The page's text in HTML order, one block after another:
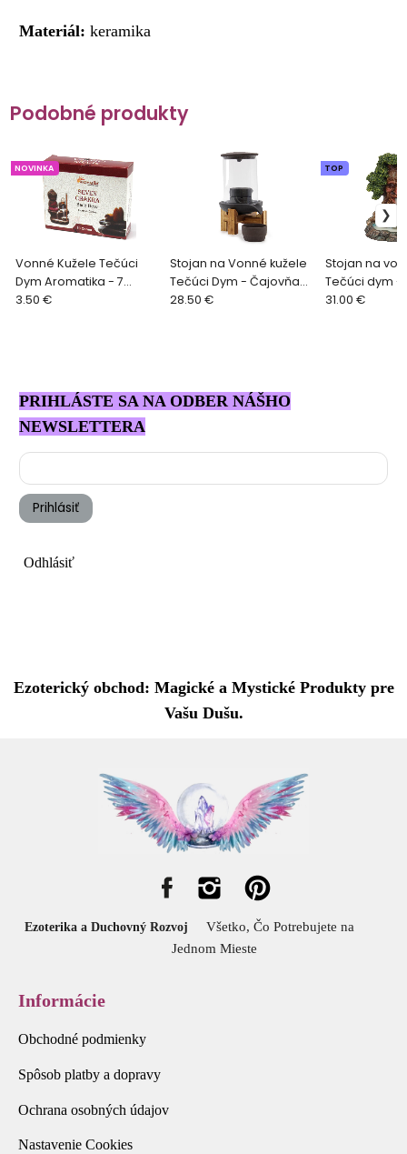
Materiál: keramika
Podobné produkty
Vonné Kužele Tečúci
Dym Aromatika - 7
Čakier
NOVINKA
3.50 €
Stojan na Vonné kužele
Tečúci Dym - Čajovňa
Vodopád
28.50 €
Stojan na
Tečúci dym -
muž s
TOP
31.00 €
PRIHLÁSTE SA NA ODBER NÁŠHO
NEWSLETTERA
Prihlásiť
Odhlásiť
Ezoterický obchod: Magické a Mystické Produkty pre
Vašu Dušu.
Ezoterika a Duchovný Rozvoj
Všetko, Čo Potrebujete na
Jednom Mieste
Informácie
Obchodné podmienky
Spôsob platby a dopravy
Ochrana osobných údajov
Nastavenie Cookies